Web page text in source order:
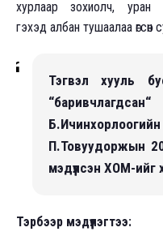
хурлаар зохиолч, уран
гэхэд албан тушаалаа өгсөн
Тэгвэл хууль
П.Товуудоржын
мэдүүлсэн ХОМ-ийг
Тэрбээр мэдүүлэгтээ: